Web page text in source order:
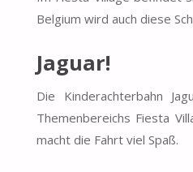
Belgium wird auch diese
Jaguar!
Die Kinderachterbahn
Themenbereichs Fiesta
macht die Fahrt viel Spaß.